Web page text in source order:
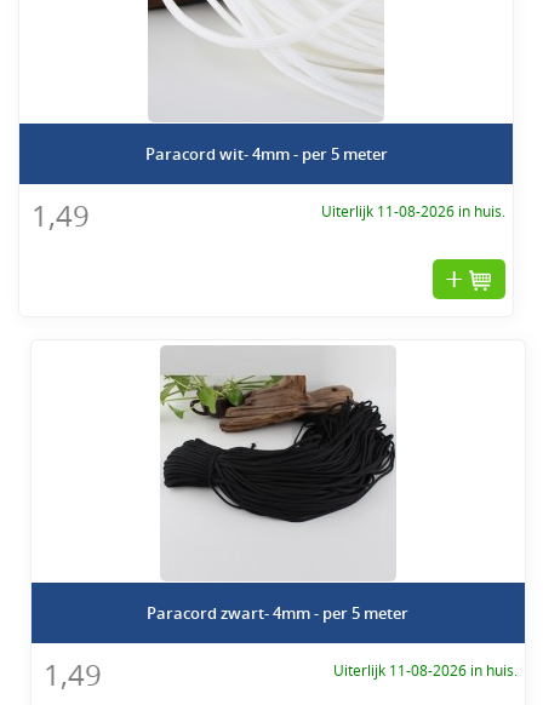
Paracord wit- 4mm - per 5 meter
1,49 Uiterlijk 11-08-2026 in huis.
Paracord zwart- 4mm - per 5 meter
1,49 Uiterlijk 11-08-2026 in huis.